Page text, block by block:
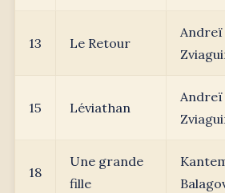
13 Le Retour
Andreï
15 Léviathan
Andreï
18
Une grande
fille